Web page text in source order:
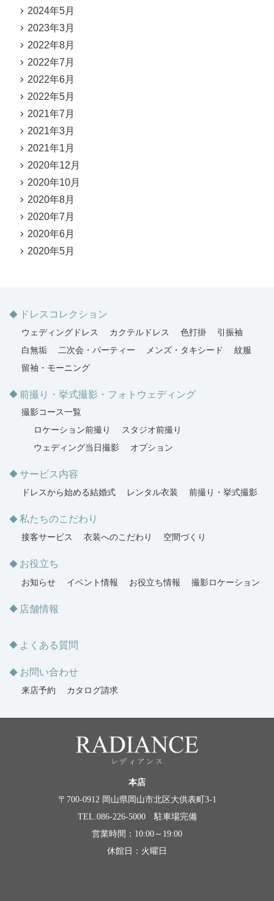
2024年5月
2023年3月
2022年8月
2022年7月
2022年6月
2022年5月
2021年7月
2021年3月
2021年1月
2020年12月
2020年10月
2020年8月
2020年7月
2020年6月
2020年5月
ドレスコレクション
ウェディングドレス カクテルドレス 色打掛
引振袖
白無垢
二次会・パーティー メンズ・タキシード
紋服
留袖・モーニング
前撮り・挙式撮影・フォトウェディング
撮影コース一覧
ロケーション前撮り
スタジオ前撮り
ウェディング当日撮影
オプション
サービス内容
ドレスから始める結婚式 レンタル衣装 前撮り・挙式撮影
私たちのこだわり
接客サービス 衣装へのこだわり 空間づくり
お役立ち
お知らせ イベント情報 お役立ち情報 撮影ロケーション
店舗情報
よくある質問
お問い合わせ
来店予約 カタログ請求
本店
〒700-0912 岡山県岡山市北区大供表町3-1
TEL.086-226-5000 駐車場完備
営業時間：10:00～19:00
休館日：火曜日